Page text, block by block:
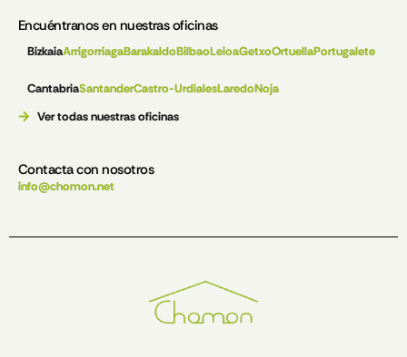
Encuéntranos en nuestras oficinas
BizkaiaArrigorriagaBarakaldoBilbaoLeioaGetxoOrtuellaPortugalete
CantabriaSantanderCastro-UrdialesLaredoNoja
Ver todas nuestras oficinas
Contacta con nosotros
info@chomon.net